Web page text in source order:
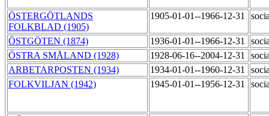
ÖSTERGÖTLANDS
FOLKBLAD (1905)
1905-01-01--1966-12-31
ÖSTGÖTEN (1874) 1936-01-01--1966-12-31
ÖSTRA SMÅLAND (1928)
1928-06-16--2004-12-31
ARBETARPOSTEN (1934)
1934-01-01--1960-12-31
FOLKVILJAN (1942)
1945-01-01--1956-12-31